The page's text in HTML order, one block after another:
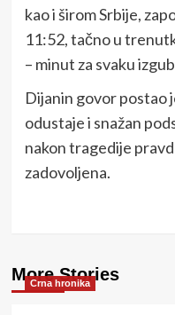
kao i širom Srbije,
11:52, tačno u
– minut za svaku
Dijanin govor postao
odustaje i snažan
nakon tragedije
zadovoljena.
More Stories
Crna hronika